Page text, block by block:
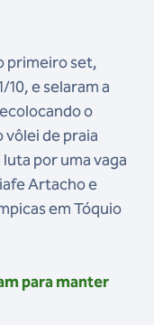
primeiro set,
10, e selaram a
o
vôlei de praia
por uma vaga
Artacho e
em Tóquio
para manter